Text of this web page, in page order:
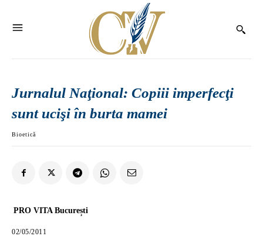
Jurnalul Naţional: Copiii imperfecţi
sunt ucişi în burta mamei
Bioetică
PRO VITA București
02/05/2011